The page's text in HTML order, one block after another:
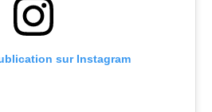
sur Instagram